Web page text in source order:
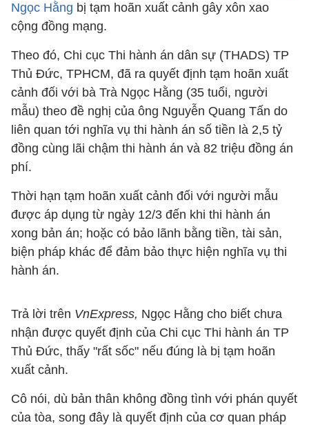
Ngọc Hằng bị tạm hoãn xuất cảnh gây xôn xao
cộng đồng mạng.
Theo đó, Chi cục Thi hành án dân sự (THADS) TP
Thủ Đức, TPHCM, đã ra quyết định tạm hoãn xuất
cảnh đối với bà Trà Ngọc Hằng (35 tuổi, người
mẫu) theo đề nghị của ông Nguyễn Quang Tấn do
liên quan tới nghĩa vụ thi hành án số tiền là 2,5 tỷ
đồng cùng lãi chậm thi hành án và 82 triệu đồng án
phí.
Thời hạn tạm hoãn xuất cảnh đối với người mẫu
được áp dụng từ ngày 12/3 đến khi thi hành án
xong bản án; hoặc có bảo lãnh bằng tiền, tài sản,
biện pháp khác để đảm bảo thực hiện nghĩa vụ thi
hành án.
Trả lời trên VnExpress, Ngọc Hằng cho biết chưa
nhận được quyết định của Chi cục Thi hành án TP
Thủ Đức, thấy "rất sốc" nếu đúng là bị tạm hoãn
xuất cảnh.
Cô nói, dù bản thân không đồng tình với phán quyết
của tòa, song đây là quyết định của cơ quan pháp